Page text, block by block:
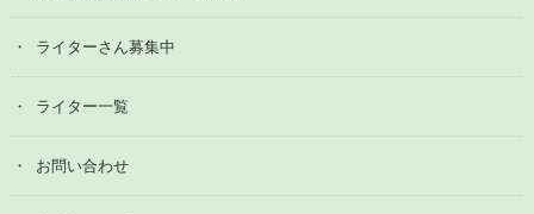
ライターさん募集中
ライター一覧
お問い合わせ